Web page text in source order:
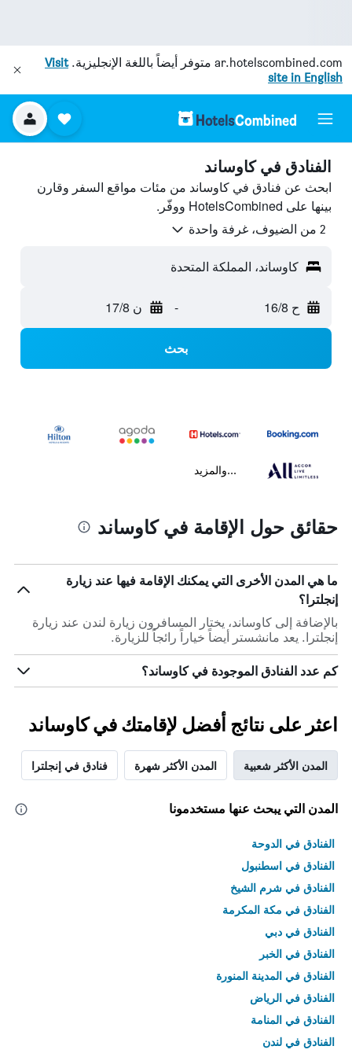
ar.hotelscombined.com متوفر أيضاً باللغة الإنجليزية.Visit
site in English
الفنادق في كاوساند
ابحث عن فنادق في كاوساند من مئات مواقع السفر وقارن
بينها على HotelsCombined ووفّر.
2 من الضيوف، غرفة واحدة
كاوساند، المملكة المتحدة
ح 16/8 - ن 17/8
بحث
...والمزيد
حقائق حول الإقامة في كاوساند
ما هي المدن الأخرى التي يمكنك الإقامة فيها عند زيارة
إنجلترا؟
بالإضافة إلى كاوساند، يختار المسافرون زيارة لندن عند زيارة
إنجلترا. يعد مانشستر أيضاً خياراً رائجاً للزيارة.
كم عدد الفنادق الموجودة في كاوساند؟
اعثر على نتائج أفضل لإقامتك في كاوساند
المدن الأكثر شعبية المدن الأكثر شهرة فنادق في إنجلترا
المدن التي يبحث عنها مستخدمونا
الفنادق في الدوحة
الفنادق في اسطنبول
الفنادق في شرم الشيخ
الفنادق في مكة المكرمة
الفنادق في دبي
الفنادق في الخبر
الفنادق في المدينة المنورة
الفنادق في الرياض
الفنادق في المنامة
الفنادق في لندن